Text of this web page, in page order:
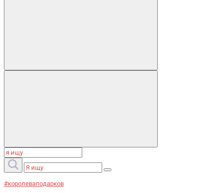
#королеваподарков